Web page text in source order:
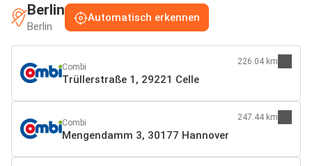
Berlin
Berlin
Automatisch erkennen
Combi
Trüllerstraße 1, 29221 Celle
226.04 km
Combi
Mengendamm 3, 30177 Hannover
247.44 km